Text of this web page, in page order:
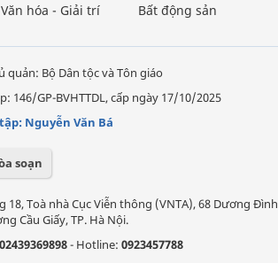
Văn hóa - Giải trí Bất động sản
quản: Bộ Dân tộc và Tôn giáo
146/GP-BVHTTDL, cấp ngày 17/10/2025
Nguyễn Văn Bá
soạn
18, Toà nhà Cục Viễn thông (VNTA), 68 Dương Đình
Cầu Giấy, TP. Hà Nội.
02439369898- Hotline: 0923457788